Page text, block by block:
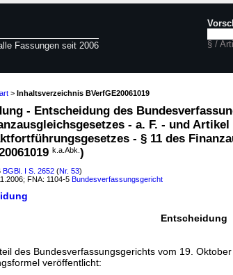
Fassungen seit 2006 § /
> Inhaltsverzeichnis BVerfGE20061019
- Entscheidung des
- a. F. - und Artikel
- § 11 des
k.a.Abk. )
BGBl. I S. 2652 (Nr. 53)
FNA: 1104-5 Bundesverfassungsgericht
Entscheidung
des Bundesverfassungsgerichts vom 19.
veröffentlicht: